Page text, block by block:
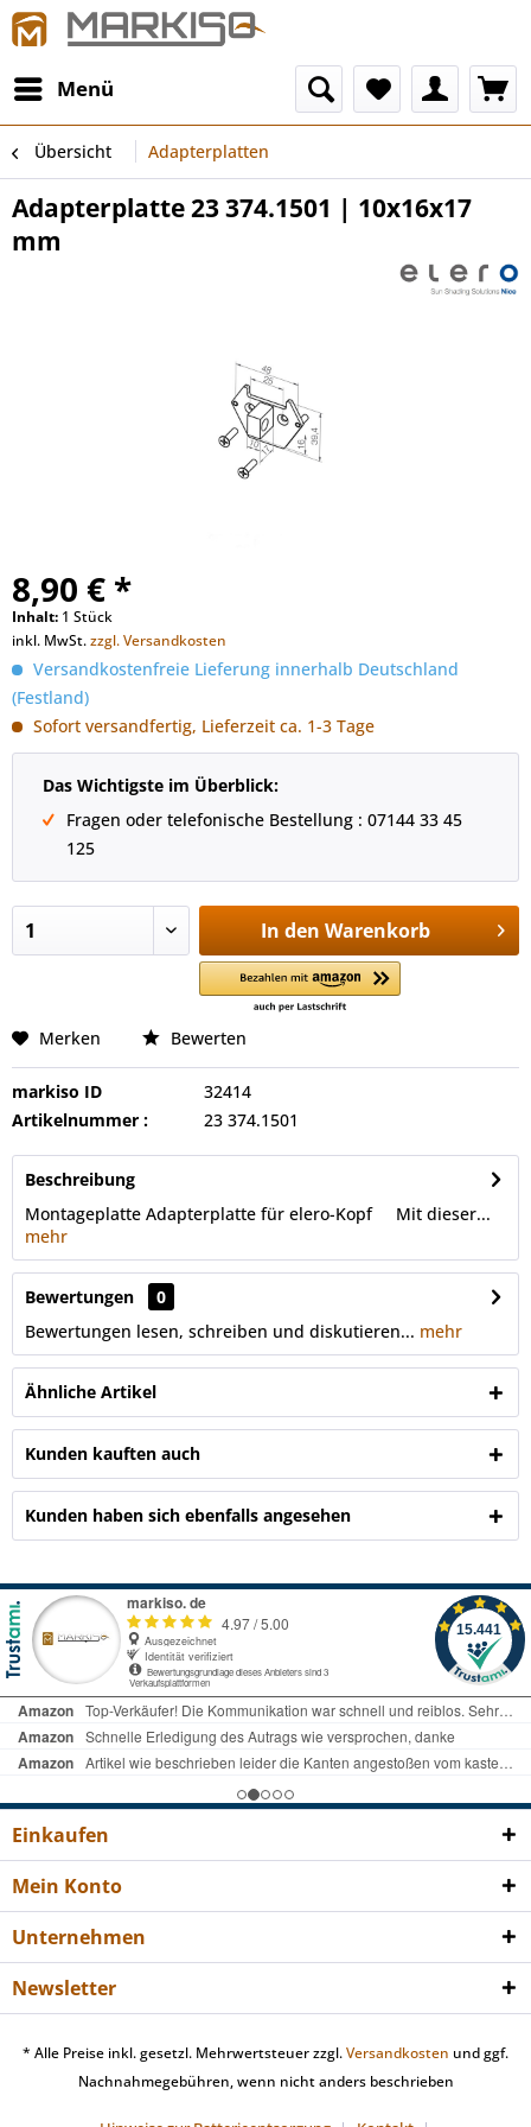
Menü
Übersicht Adapterplatten
Adapterplatte 23 374.1501 | 10x16x17
mm
8,90 € *
Inhalt: 1 Stück
inkl. MwSt.zzgl. Versandkosten
Versandkostenfreie Lieferung innerhalb Deutschland
(Festland)
Sofort versandfertig, Lieferzeit ca. 1-3 Tage
Das Wichtigste im Überblick:
Fragen oder telefonische Bestellung : 07144 33 45
125
In den Warenkorb
Merken Bewerten
markiso ID
32414
Artikelnummer :
23 374.1501
Beschreibung
Montageplatte Adapterplatte für elero-Kopf Mit dieser...
mehr
Bewertungen
0
Bewertungen lesen, schreiben und diskutieren... mehr
Ähnliche Artikel
Kunden kauften auch
Kunden haben sich ebenfalls angesehen
Einkaufen
Mein Konto
Unternehmen
Newsletter
* Alle Preise inkl. gesetzl. Mehrwertsteuer zzgl.Versandkosten und ggf.
Nachnahmegebühren, wenn nicht anders beschrieben